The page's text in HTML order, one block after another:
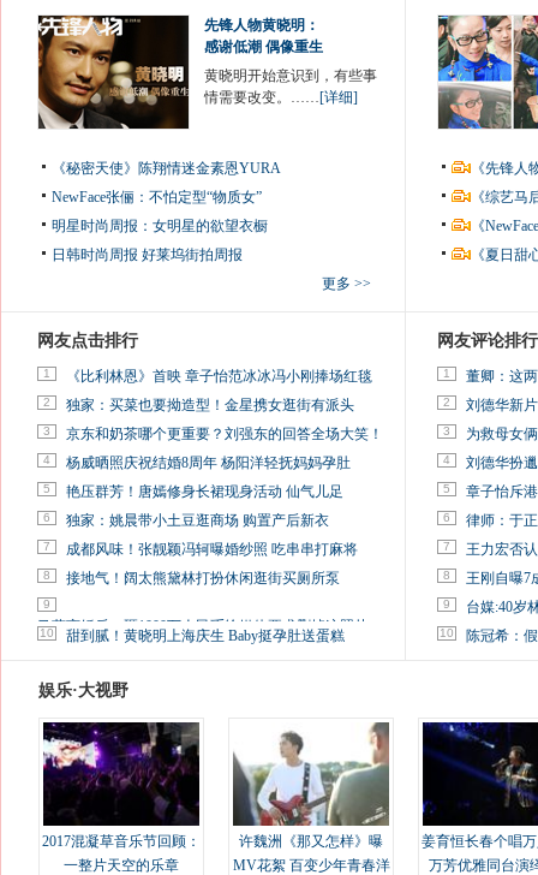
先锋人物黄晓明：
感谢低潮 偶像重生
黄晓明开始意识到，有些事
情需要改变。……[详细]
《秘密天使》陈翔情迷金素恩YURA
NewFace张俪：不怕定型“物质女”
明星时尚周报：女明星的欲望衣橱
日韩时尚周报 好莱坞街拍周报
更多 >>
《先锋
《综艺
《
《夏日
网友点击排行
1 《比利林恩》首映 章子怡范冰冰冯小刚捧场红毯
2 独家：买菜也要拗造型！金星携女逛街有派头
3 京东和奶茶哪个更重要？刘强东的回答全场大笑！
4 杨威晒照庆祝结婚8周年 杨阳洋轻抚妈妈孕肚
5 艳压群芳！唐嫣修身长裙现身活动 仙气儿足
6 独家：姚晨带小土豆逛商场 购置产后新衣
7 成都风味！张靓颖冯轲曝婚纱照 吃串串打麻将
8 接地气！阔太熊黛林打扮休闲逛街买厕所泵
9
马蓉离婚后，砸1000万人民币给媒体要求删掉这照片
10 甜到腻！黄晓明上海庆生 Baby挺孕肚送蛋糕
网友评论排行
1 董卿：这
2 刘德华新
3 为救母女
4 刘德华扮
5 章子怡斥
6 律师：于
7 王力宏否
8 王刚自曝7
9 台媒:40岁
10 陈冠希：
娱乐·大视野
2017混凝草音乐节回顾：
一整片天空的乐章
许魏洲《那又怎样》曝
MV花絮 百变少年青春洋
姜育恒长春个唱
万芳优雅同台演